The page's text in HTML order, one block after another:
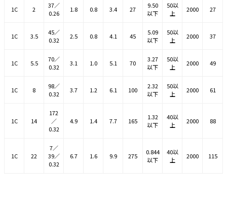
1C 2
37／
0.26
1.8 0.8 3.4 27
9.50
以下
50以
上
2000 27
1C 3.5
45／
0.32
2.5 0.8 4.1 45
5.09
以下
50以
上
2000 37
1C 5.5
70／
0.32
3.1 1.0 5.1 70
3.27
以下
50以
上
2000 49
1C 8
98／
0.32
3.7 1.2 6.1 100
2.32
以下
50以
上
2000 61
1C 14
172
／
0.32
4.9 1.4 7.7 165
1.32
以下
40以
上
2000 88
1C 22
7／
39／
0.32
6.7 1.6 9.9 275
0.844
以下
40以
上
2000 115